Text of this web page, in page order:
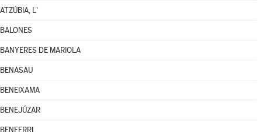
ATZÚBIA, L'
BALONES
BANYERES DE MARIOLA
BENASAU
BENEIXAMA
BENEJÚZAR
BENFERRI